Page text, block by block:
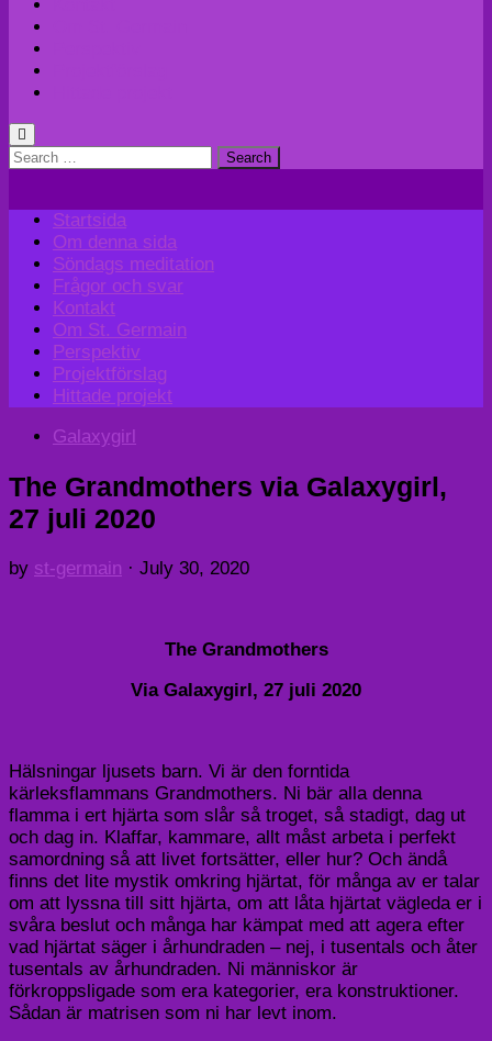
Search
Startsida
Om denna sida
Söndags meditation
Frågor och svar
Kontakt
Om St. Germain
Perspektiv
Projektförslag
Hittade projekt
Galaxygirl
The Grandmothers via Galaxygirl,
27 juli 2020
by st-germain · July 30, 2020
The Grandmothers
Via Galaxygirl, 27 juli 2020
Hälsningar ljusets barn. Vi är den forntida
kärleksflammans Grandmothers. Ni bär alla denna
flamma i ert hjärta som slår så troget, så stadigt, dag ut
och dag in. Klaffar, kammare, allt måst arbeta i perfekt
samordning så att livet fortsätter, eller hur? Och ändå
finns det lite mystik omkring hjärtat, för många av er talar
om att lyssna till sitt hjärta, om att låta hjärtat vägleda er i
svåra beslut och många har kämpat med att agera efter
vad hjärtat säger i århundraden – nej, i tusentals och åter
tusentals av århundraden. Ni människor är
förkroppsligade som era kategorier, era konstruktioner.
Sådan är matrisen som ni har levt inom.